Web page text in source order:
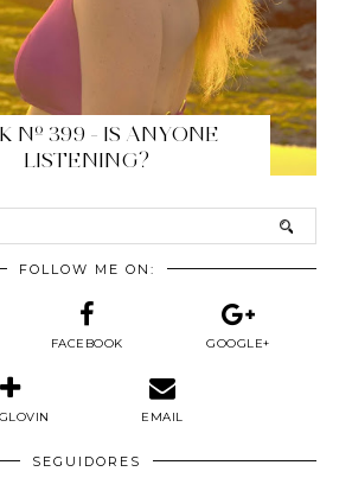
Nº 399 - IS ANYONE
LISTENING?
FOLLOW ME ON:
FACEBOOK GOOGLE+
EMAIL
SEGUIDORES